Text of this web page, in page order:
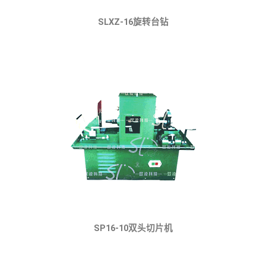
SLXZ-16旋转台钻
SP16-10双头切片机